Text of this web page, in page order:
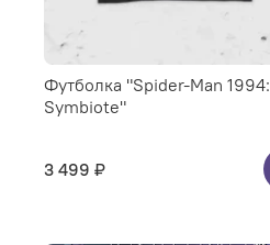
Футболка "Spider-Man 1994:
Symbiote"
3 499 ₽